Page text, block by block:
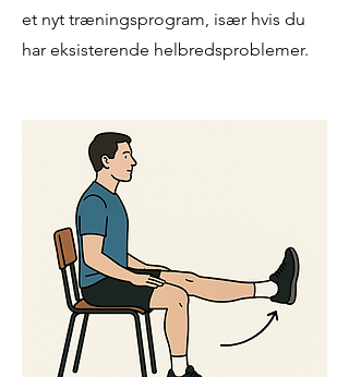
et nyt træningsprogram, især hvis du
har eksisterende helbredsproblemer.